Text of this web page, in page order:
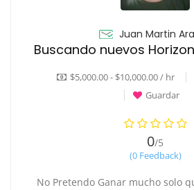
Juan Martin
Buscando nuevos
$5,000.00 - $10,000.00 / hr
Guardar
0/5
(0 Feedback)
No Pretendo Ganar mucho solo